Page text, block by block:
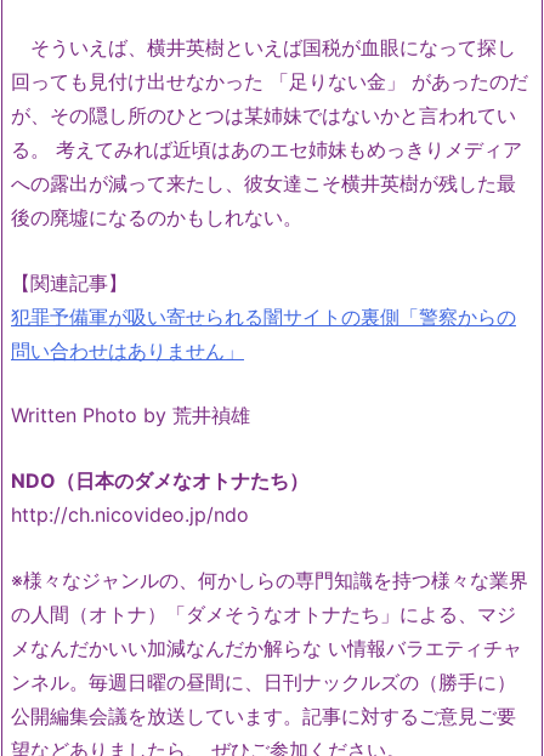
そういえば、横井英樹といえば国税が血眼になって探し
回っても見付け出せなかった 「足りない金」 があったのだ
が、その隠し所のひとつは某姉妹ではないかと言われてい
る。 考えてみれば近頃はあのエセ姉妹もめっきりメディア
への露出が減って来たし、彼女達こそ横井英樹が残した最
後の廃墟になるのかもしれない。
【関連記事】
犯罪予備軍が吸い寄せられる闇サイトの裏側「警察からの
問い合わせはありません」
Written Photo by 荒井禎雄
NDO（日本のダメなオトナたち）
http://ch.nicovideo.jp/ndo
※様々なジャンルの、何かしらの専門知識を持つ様々な業界
の人間（オトナ）「ダメそうなオトナたち」による、マジ
メなんだかいい加減なんだか解らな い情報バラエティチャ
ンネル。毎週日曜の昼間に、日刊ナックルズの（勝手に）
公開編集会議を放送しています。記事に対するご意見ご要
望などありましたら、 ぜひご参加ください。